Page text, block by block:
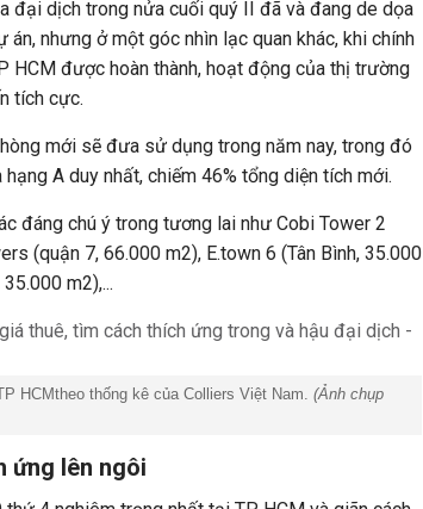
đại dịch trong nửa cuối quý II đã và đang de dọa
nhưng ở một góc nhìn lạc quan khác, khi chính
HCM được hoàn thành, hoạt động của thị trường
tích cực.
mới sẽ đưa sử dụng trong năm nay, trong đó
hạng A duy nhất, chiếm 46% tổng diện tích mới.
đáng chú ý trong tương lai như Cobi Tower 2
(quận 7, 66.000 m2), E.town 6 (Tân Bình, 35.000
m2),...
HCMtheo thống kê của Colliers Việt Nam. (Ảnh chụp
ứng lên ngôi